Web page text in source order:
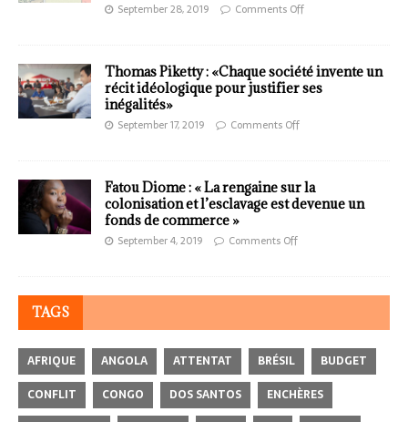
September 28, 2019 Comments Off
Thomas Piketty : «Chaque société invente un
récit idéologique pour justifier ses
inégalités»
September 17, 2019 Comments Off
Fatou Diome : « La rengaine sur la
colonisation et l’esclavage est devenue un
fonds de commerce »
September 4, 2019 Comments Off
TAGS
AFRIQUE ANGOLA ATTENTAT BRÉSIL
BUDGET
CONFLIT
CONGO DOS SANTOS
ENCHÈRES